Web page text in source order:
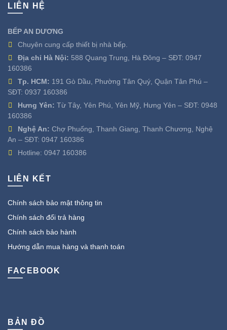
LIÊN HỆ
BẾP AN DƯƠNG
Chuyên cung cấp thiết bị nhà bếp.
Địa chỉ Hà Nội: 588 Quang Trung, Hà Đông – SĐT: 0947
160386
Tp. HCM: 191 Gò Dầu, Phường Tân Quý, Quận Tân Phú –
SĐT: 0937 160386
Hưng Yên: Từ Tây, Yên Phú, Yên Mỹ, Hưng Yên – SĐT: 0948
160386
Nghệ An: Chợ Phuống, Thanh Giang, Thanh Chương, Nghệ
An – SĐT: 0947 160386
Hotline: 0947 160386
LIÊN KẾT
Chính sách bảo mật thông tin
Chính sách đổi trả hàng
Chính sách bảo hành
Hướng dẫn mua hàng và thanh toán
FACEBOOK
BẢN ĐỒ